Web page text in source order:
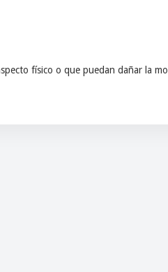
físico o que puedan dañar la